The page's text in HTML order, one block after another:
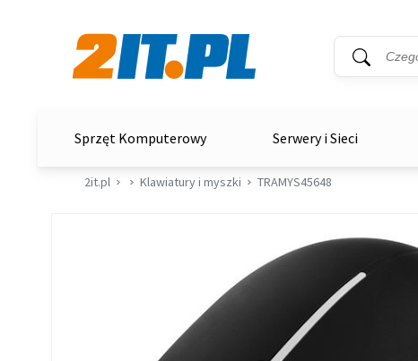
Wyszukiwarka
Słowo kluczowe
Sprzęt Komputerowy Serwery i Sieci
2it.pl Klawiatury i myszki TRAMYS45648